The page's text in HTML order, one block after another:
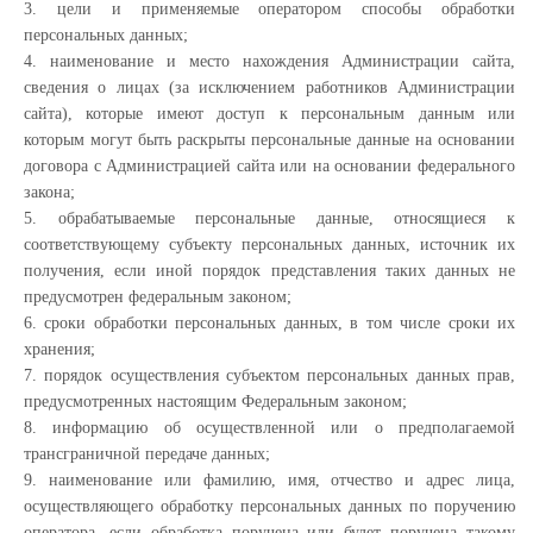
3. цели и применяемые оператором способы обработки
персональных данных;
4. наименование и место нахождения Администрации сайта,
сведения о лицах (за исключением работников Администрации
сайта), которые имеют доступ к персональным данным или
которым могут быть раскрыты персональные данные на основании
договора с Администрацией сайта или на основании федерального
закона;
5. обрабатываемые персональные данные, относящиеся к
соответствующему субъекту персональных данных, источник их
получения, если иной порядок представления таких данных не
предусмотрен федеральным законом;
6. сроки обработки персональных данных, в том числе сроки их
хранения;
7. порядок осуществления субъектом персональных данных прав,
предусмотренных настоящим Федеральным законом;
8. информацию об осуществленной или о предполагаемой
трансграничной передаче данных;
9. наименование или фамилию, имя, отчество и адрес лица,
осуществляющего обработку персональных данных по поручению